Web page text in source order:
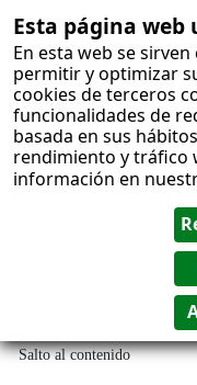
Esta página web
En esta web se
permitir y optimizar
cookies de terceros
funcionalidades de
basada en sus
rendimiento y tráfico
información en
Salto al contenido